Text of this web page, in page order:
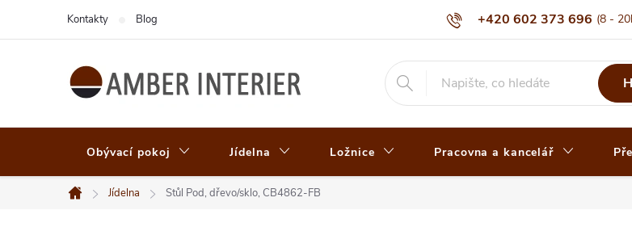
+420 602 373 696
Kontakty Blog
Obývací pokoj Jídelna Ložnice Pracovna a kancelář
Domů
Jídelna Stůl Pod, dřevo/sklo, CB4862-FB